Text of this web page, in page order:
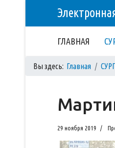
ГЛАВНАЯ
Вы здесь: Главная
29 ноября 2019